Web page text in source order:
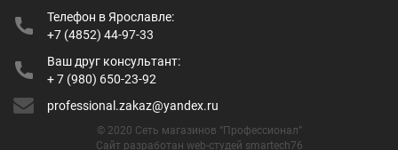
Телефон в Ярославле:
+7 (4852) 44-97-33
Ваш друг консультант:
+ 7 (980) 650-23-92
professional.zakaz@yandex.ru
© 2020 Сеть магазинов “Профессионал”
Сайт разработан web-студей smartech76